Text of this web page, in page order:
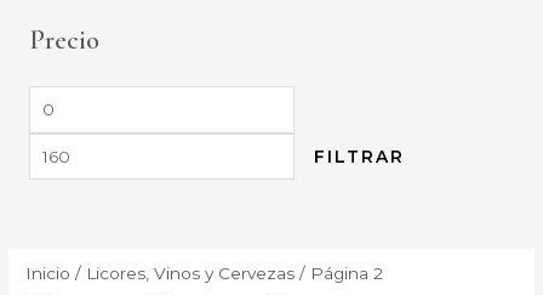
Precio
FILTRAR
Inicio / Licores, Vinos y Cervezas / Página 2